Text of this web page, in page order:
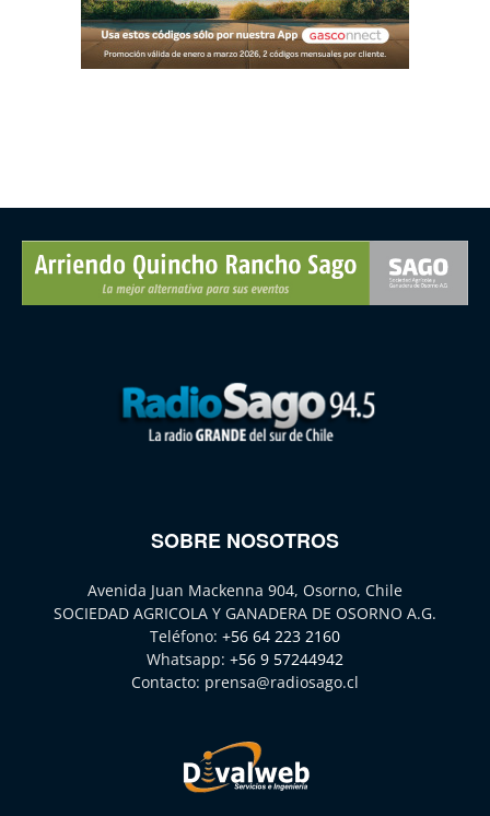
SOBRE NOSOTROS
Avenida Juan Mackenna 904, Osorno, Chile
SOCIEDAD AGRICOLA Y GANADERA DE OSORNO A.G.
Teléfono: +56 64 223 2160
Whatsapp: +56 9 57244942
Contacto: prensa@radiosago.cl